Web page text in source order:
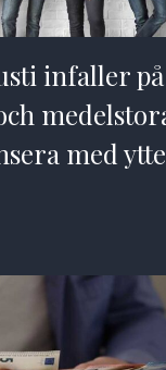
infaller
med